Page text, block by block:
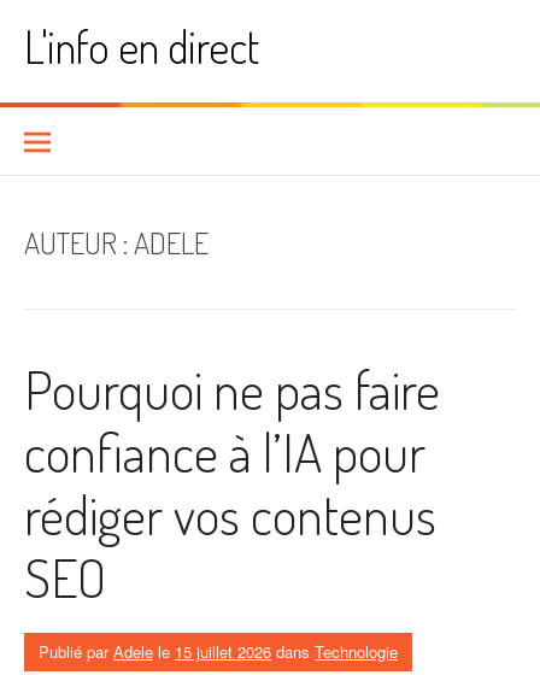
contenuL'info en direct
AUTEUR :ADELE
Pourquoi ne pas faire
confiance à l’IA pour
rédiger vos contenus
SEO
Publié parAdele le 15 juillet 2026 dans Technologie